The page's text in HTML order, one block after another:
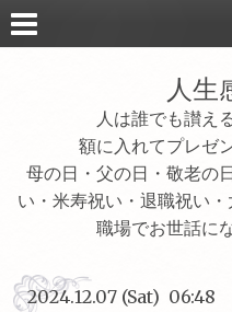
人
人は誰でも讃え
額に入れてプレゼ
母の日・父の日・敬老の
い・米寿祝い・退職祝い
職場でお世話に
2024.12.07 (Sat) 06:48